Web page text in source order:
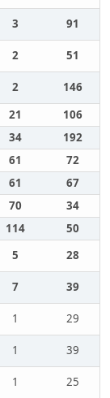
3
91
2
51
2
146
21
106
34
192
61
72
61
67
70
34
114
50
5
28
7
39
1
29
1
39
1
25